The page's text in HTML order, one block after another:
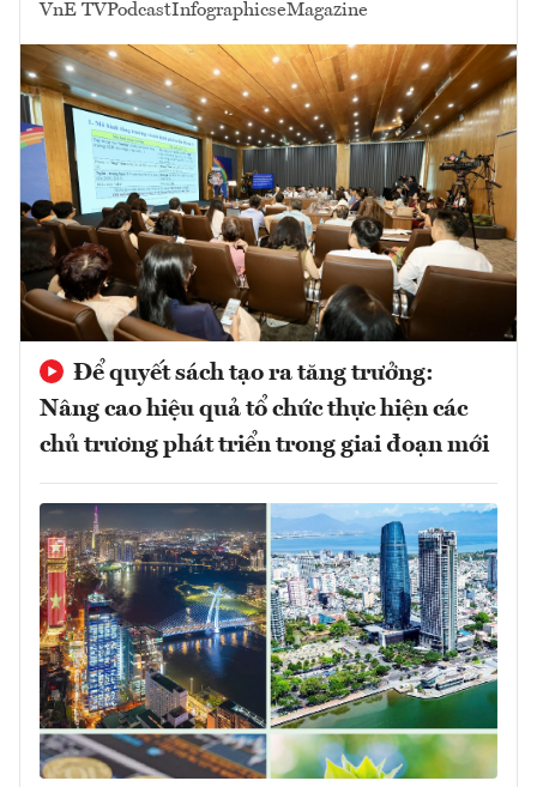
VnE TVPodcastInfographicseMagazine
Để quyết sách tạo ra tăng trưởng:
Nâng cao hiệu quả tổ chức thực hiện các
chủ trương phát triển trong giai đoạn mới